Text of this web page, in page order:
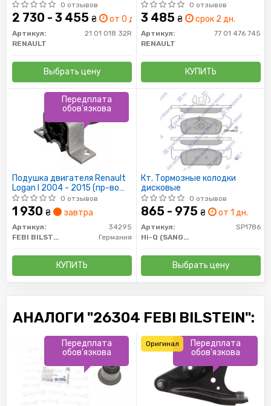
0 отзывов
2 730 - 3 455 ₴ от 0 дн.
Артикул:
21 01 018 32R
RENAULT
Выбрать цену
0 отзывов
3 485 ₴ срок 2 дн.
Артикул:
77 01 476 745
RENAULT
КУПИТЬ
Подушка двигателя Renault
Logan I 2004 - 2015 (пр-во
FEBI)
0 отзывов
1 930 ₴ завтра
Артикул:
34295
FEBI BILSTEIN
Германия
КУПИТЬ
Передплата
обов'язкова
Кт. Тормозные колодки
дисковые
0 отзывов
865 - 975 ₴ от 1 дн.
Артикул:
SP1786
Hi-Q (SANGSIN)
Выбрать цену
АНАЛОГИ "26304 FEBI BILSTEIN":
Передплата
обов'язкова
Передплата
обов'язкова
Оригинал